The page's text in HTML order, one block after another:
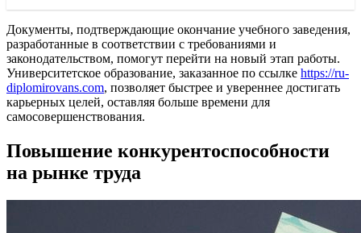
Документы, подтверждающие окончание учебного заведения,
разработанные в соответствии с требованиями и
законодательством, помогут перейти на новый этап работы.
Университетское образование, заказанное по ссылке https://ru-
diplomirovans.com, позволяет быстрее и увереннее достигать
карьерных целей, оставляя больше времени для
самосовершенствования.
Повышение конкурентоспособности
на рынке труда